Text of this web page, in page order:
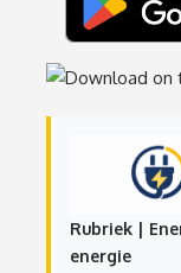
Rubriek |
energie